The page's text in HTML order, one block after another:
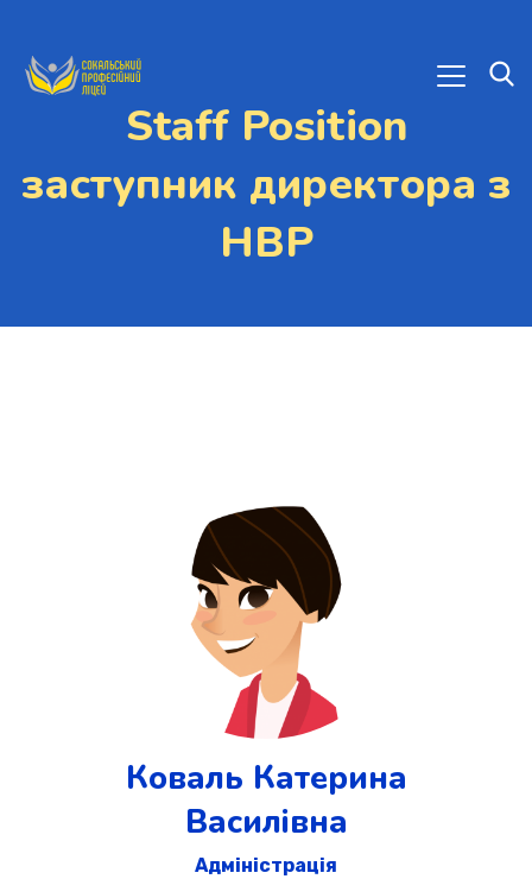
Staff Position
заступник директора з
НВР
Коваль Катерина
Василівна
Адміністрація